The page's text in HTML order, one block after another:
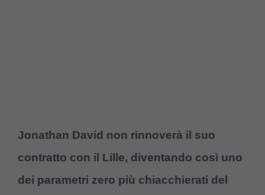
Jonathan David non rinnoverà il suo
contratto con il Lille, diventando così uno
dei parametri zero più chiacchierati del